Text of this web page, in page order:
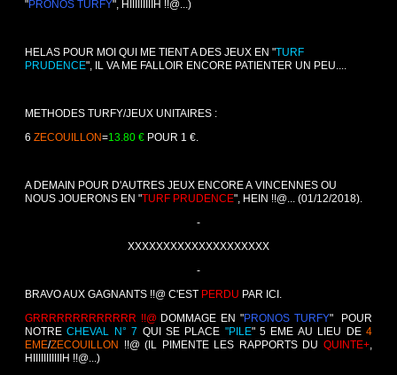
"PRONOS TURFY", HIIIIIIIIIH !!@...)
HELAS POUR MOI QUI ME TIENT A DES JEUX EN "TURF
PRUDENCE", IL VA ME FALLOIR ENCORE PATIENTER UN PEU....
METHODES TURFY/JEUX UNITAIRES :
6 ZECOUILLON=13.80 € POUR 1 €.
A DEMAIN POUR D'AUTRES JEUX ENCORE A VINCENNES OU
NOUS JOUERONS EN "TURF PRUDENCE", HEIN !!@... (01/12/2018).
-
XXXXXXXXXXXXXXXXXXXX
-
BRAVO AUX GAGNANTS !!@ C'EST PERDU PAR ICI.
GRRRRRRRRRRRRR !!@DOMMAGE EN "PRONOS TURFY" POUR
NOTRECHEVAL N° 7 QUI SE PLACE "PILE" 5 EME AU LIEU DE4
EME/ZECOUILLON !!@ (IL PIMENTE LES RAPPORTS DU QUINTE+,
HIIIIIIIIIIIH !!@...)